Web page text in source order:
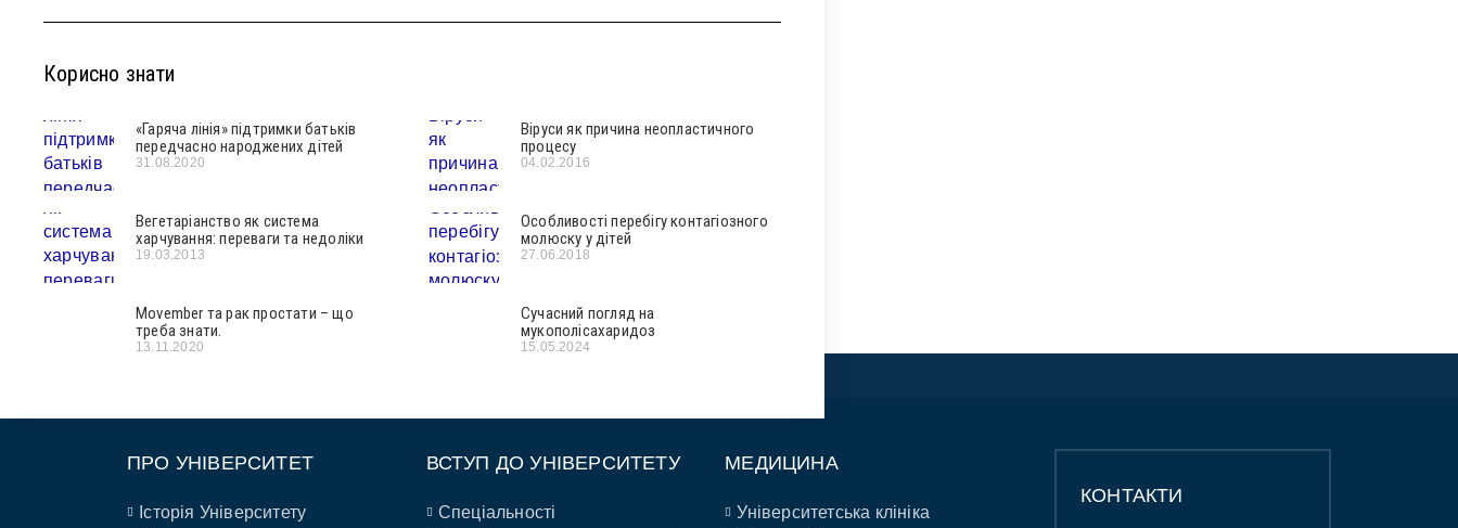
Корисно знати
«Гаряча лінія» підтримки батьків
передчасно народжених дітей
31.08.2020
Віруси як причина неопластичного
процесу
04.02.2016
Вегетаріанство як система
харчування: переваги та недоліки
19.03.2013
Особливості перебігу контагіозного
молюску у дітей
27.06.2018
Movember та рак простати – що
треба знати.
13.11.2020
Сучасний погляд на
мукополісахаридоз
15.05.2024
ПРО УНІВЕРСИТЕТ
Історія Університету
ВСТУП ДО УНІВЕРСИТЕТУ
Спеціальності
МЕДИЦИНА
Університетська клініка
КОНТАКТИ